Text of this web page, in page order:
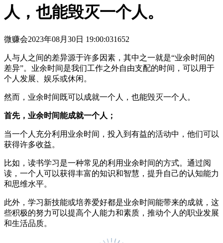
人，也能毁灭一个人。
微赚会2023年08月30日 19:00:031652
人与人之间的差异源于许多因素，其中之一就是“业余时间的
差异”。业余时间是我们工作之外自由支配的时间，可以用于
个人发展、娱乐或休闲。
然而，业余时间既可以成就一个人，也能毁灭一个人。
首先，业余时间能成就一个人；
当一个人充分利用业余时间，投入到有益的活动中，他们可以
获得许多收益。
比如，读书学习是一种常见的利用业余时间的方式。通过阅
读，一个人可以获得丰富的知识和智慧，提升自己的认知能力
和思维水平。
此外，学习新技能或培养爱好都是业余时间能带来的成就，这
些积极的努力可以提高个人能力和素质，推动个人的职业发展
和生活品质。